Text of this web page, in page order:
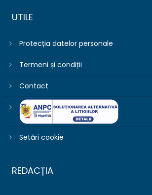
UTILE
Protecția datelor personale
Termeni și condiții
Contact
Setări cookie
REDACȚIA